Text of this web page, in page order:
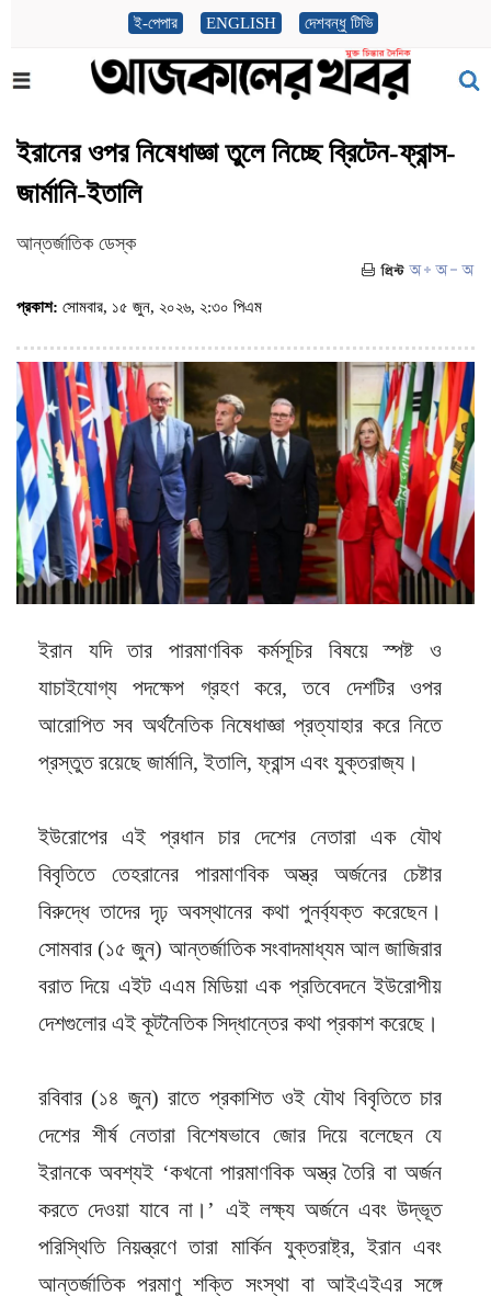
ই-পেপার ENGLISH দেশবন্ধু টিভি
ইরানের ওপর নিষেধাজ্ঞা তুলে নিচ্ছে ব্রিটেন-ফ্রান্স-
জার্মানি-ইতালি
আন্তর্জাতিক ডেস্ক
প্রকাশ: সোমবার, ১৫ জুন, ২০২৬, ২:৩০ পিএম
ইরান যদি তার পারমাণবিক কর্মসূচির বিষয়ে স্পষ্ট ও
যাচাইযোগ্য পদক্ষেপ গ্রহণ করে, তবে দেশটির ওপর
আরোপিত সব অর্থনৈতিক নিষেধাজ্ঞা প্রত্যাহার করে নিতে
প্রস্তুত রয়েছে জার্মানি, ইতালি, ফ্রান্স এবং যুক্তরাজ্য।
ইউরোপের এই প্রধান চার দেশের নেতারা এক যৌথ
বিবৃতিতে তেহরানের পারমাণবিক অস্ত্র অর্জনের চেষ্টার
বিরুদ্ধে তাদের দৃঢ় অবস্থানের কথা পুনর্ব্যক্ত করেছেন।
সোমবার (১৫ জুন) আন্তর্জাতিক সংবাদমাধ্যম আল জাজিরার
বরাত দিয়ে এইট এএম মিডিয়া এক প্রতিবেদনে ইউরোপীয়
দেশগুলোর এই কূটনৈতিক সিদ্ধান্তের কথা প্রকাশ করেছে।
রবিবার (১৪ জুন) রাতে প্রকাশিত ওই যৌথ বিবৃতিতে চার
দেশের শীর্ষ নেতারা বিশেষভাবে জোর দিয়ে বলেছেন যে
ইরানকে অবশ্যই ‘কখনো পারমাণবিক অস্ত্র তৈরি বা অর্জন
করতে দেওয়া যাবে না।’ এই লক্ষ্য অর্জনে এবং উদ্ভূত
পরিস্থিতি নিয়ন্ত্রণে তারা মার্কিন যুক্তরাষ্ট্র, ইরান এবং
আন্তর্জাতিক পরমাণু শক্তি সংস্থা বা আইএইএর সঙ্গে